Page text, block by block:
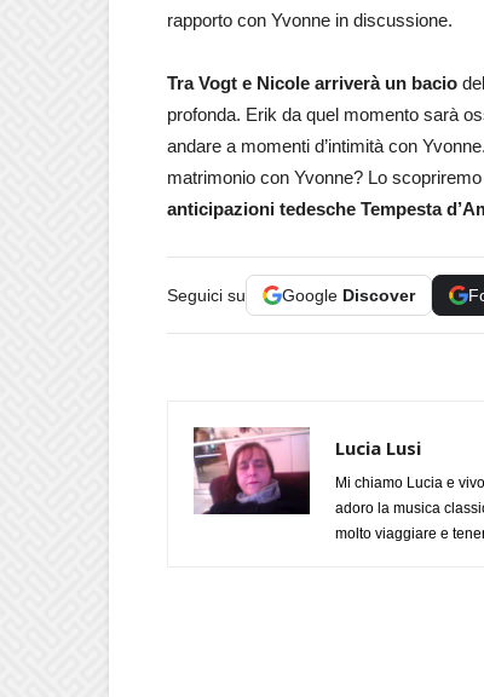
rapporto con Yvonne in discussione.
Tra Vogt e Nicole arriverà un bacio
profonda. Erik da quel momento sarà
andare a momenti d’intimità con
matrimonio con Yvonne? Lo
anticipazioni tedesche Tempesta
Seguici su Google Discover
Lucia Lusi
Mi chiamo Lucia e
adoro la musica
molto viaggiare e